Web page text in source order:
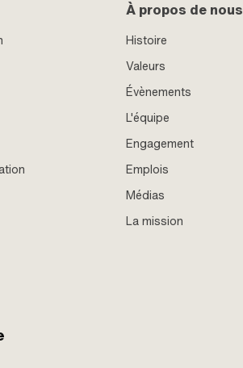
À propos de nous
Histoire
Valeurs
Évènements
L'équipe
Engagement
Emplois
Médias
La mission